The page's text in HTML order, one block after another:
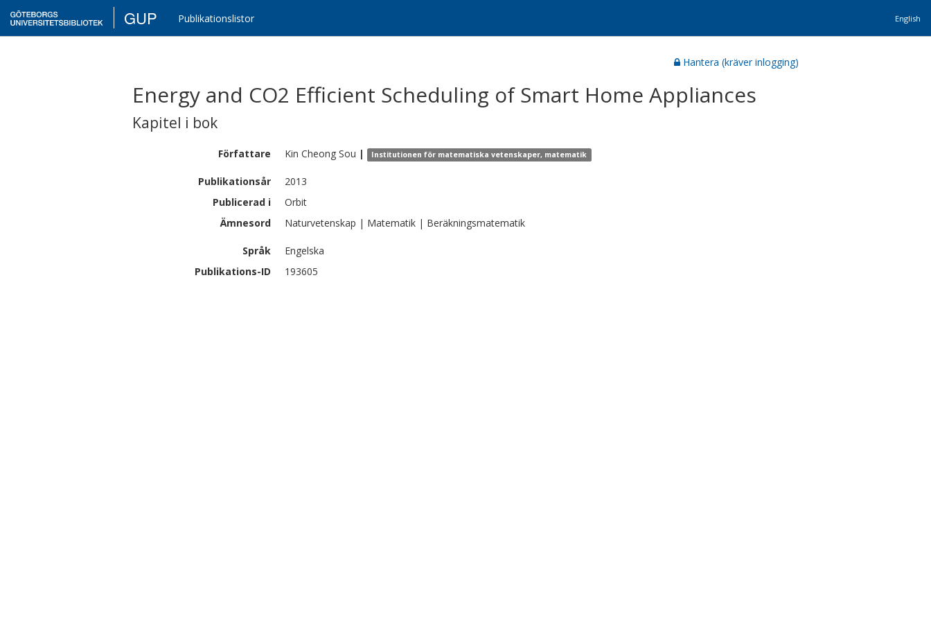
GUP Publikationslistor English
Hantera (kräver inlogging)
Energy and CO2 Efficient Scheduling of Smart Home Appliances
Kapitel i bok
Författare Kin Cheong Sou | Institutionen för matematiska vetenskaper, matematik
Publikationsår
2013
Publicerad i
Orbit
Ämnesord
Naturvetenskap | Matematik | Beräkningsmatematik
Språk
Engelska
Publikations-ID
193605